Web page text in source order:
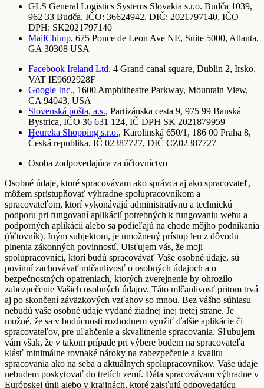
GLS General Logistics Systems Slovakia s.r.o. Budča 1039,
962 33 Budča, IČO: 36624942, DIČ: 2021797140, IČO
DPH: SK2021797140
MailChimp, 675 Ponce de Leon Ave NE, Suite 5000, Atlanta,
GA 30308 USA
Facebook Ireland Ltd, 4 Grand canal square, Dublin 2, Irsko,
VAT IE9692928F
Google Inc., 1600 Amphitheatre Parkway, Mountain View,
CA 94043, USA
Slovenská pošta, a.s., Partizánska cesta 9, 975 99 Banská
Bystrica, IČO 36 631 124, IČ DPH SK 2021879959
Heureka Shopping s.r.o., Karolinská 650/1, 186 00 Praha 8,
Česká republika, IČ 02387727, DIČ CZ02387727
Osoba zodpovedajúca za účtovníctvo
Osobné údaje, ktoré spracovávam ako správca aj ako spracovateľ,
môžem sprístupňovať výhradne spolupracovníkom a
spracovateľom, ktorí vykonávajú administratívnu a technickú
podporu pri fungovaní aplikácií potrebných k fungovaniu webu a
podporných aplikácií alebo sa podieľajú na chode môjho podnikania
(účtovník). Iným subjektom, je umožnený prístup len z dôvodu
plnenia zákonných povinností. Uisťujem vás, že moji
spolupracovníci, ktorí budú spracovávať Vaše osobné údaje, sú
povinní zachovávať mlčanlivosť o osobných údajoch a o
bezpečnostných opatreniach, ktorých zverejnenie by ohrozilo
zabezpečenie Vašich osobných údajov. Táto mlčanlivosť pritom trvá
aj po skončení záväzkových vzťahov so mnou. Bez vášho súhlasu
nebudú vaše osobné údaje vydané žiadnej inej tretej strane. Je
možné, že sa v budúcnosti rozhodnem využiť ďalšie aplikácie či
spracovateľov, pre uľahčenie a skvalitnenie spracovania. Sľubujem
vám však, že v takom prípade pri výbere budem na spracovateľa
klásť minimálne rovnaké nároky na zabezpečenie a kvalitu
spracovania ako na seba a aktuálnych spolupracovníkov. Vaše údaje
nebudem poskytovať do tretích zemí. Dáta spracovávam výhradne v
Európskej únii alebo v krajinách, ktoré zaisťujú odpovedajúcu